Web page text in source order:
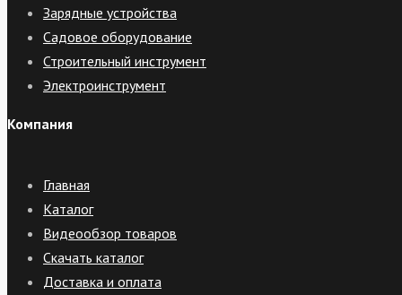
Зарядные устройства
Садовое оборудование
Строительный инструмент
Электроинструмент
Компания
Главная
Каталог
Видеообзор товаров
Скачать каталог
Доставка и оплата